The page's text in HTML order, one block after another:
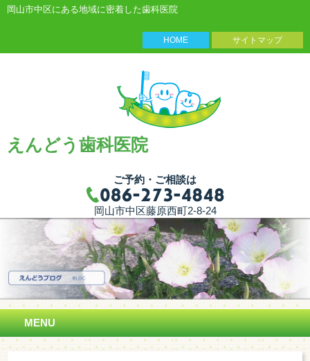
岡山市中区にある地域に密着した歯科医院
HOME サイトマップ
えんどう歯科医院
ご予約・ご相談は
岡山市中区藤原西町2-8-24
MENU